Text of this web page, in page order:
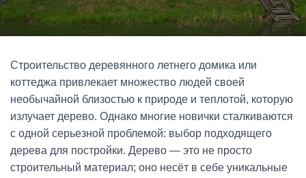
Строительство деревянного летнего домика или
коттеджа привлекает множество людей своей
необычайной близостью к природе и теплотой, которую
излучает дерево. Однако многие новички сталкиваются
с одной серьезной проблемой: выбор подходящего
дерева для постройки. Дерево — это не просто
строительный материал; оно несёт в себе уникальные